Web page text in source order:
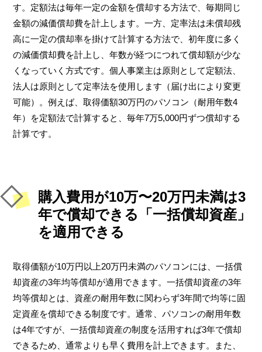
す。定額法は毎年一定の金額を償却する方法で、毎期同じ
金額の減価償却費を計上します。一方、定率法は未償却残
高に一定の償却率を掛けて計算する方法で、初年度に多く
の減価償却費を計上し、年数が経つにつれて償却額が少な
くなっていく方式です。個人事業主は原則として定額法、
法人は原則として定率法を使用します（届け出により変更
可能）。例えば、取得価額30万円のパソコン（耐用年数4
年）を定額法で計算すると、毎年7万5,000円ずつ償却する
計算です。
購入費用が10万〜20万円未満は3
年で償却できる「一括償却資産」
を適用できる
取得価額が10万円以上20万円未満のパソコンには、一括償
却資産の3年均等償却が適用できます。一括償却資産の3年
均等償却とは、資産の耐用年数に関わらず3年間で均等に固
定資産を償却できる制度です。通常、パソコンの耐用年数
は4年ですが、一括償却資産の制度を活用すれば3年で償却
できるため、通常よりも早く費用を計上できます。また、